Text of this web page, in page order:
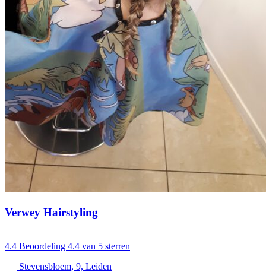
Verwey Hairstyling
4.4 Beoordeling 4.4 van 5 sterren
Stevensbloem, 9, Leiden